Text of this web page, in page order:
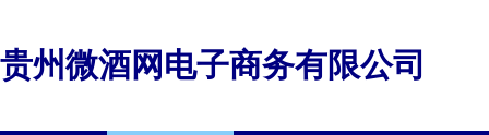
贵州微酒网电子商务有限公司